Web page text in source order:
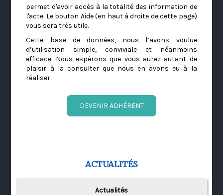
permet d'avoir accès à la totalité des information de
l'acte. Le bouton Aide (en haut à droite de cette page)
vous sera très utile.
Cette base de données, nous l’avons voulue
d’utilisation simple, conviviale et néanmoins
efficace. Nous espérons que vous aurez autant de
plaisir à la consulter que nous en avons eu à la
réaliser.
DEVENIR ADHÉRENT
ACTUALITÉS
Actualités